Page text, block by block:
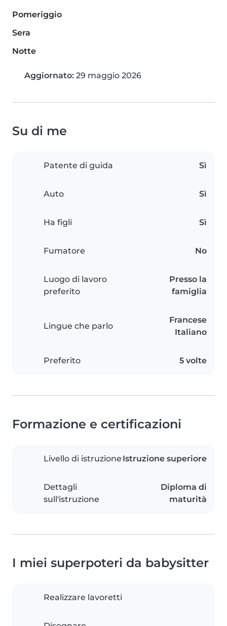
Pomeriggio
Sera
Notte
Aggiornato: 29 maggio 2026
Su di me
Patente di guida Sì
Auto Sì
Ha figli Sì
Fumatore No
Luogo di lavoro
preferito
Presso la
famiglia
Lingue che parlo
Francese
Italiano
Preferito 5 volte
Formazione e certificazioni
Livello di istruzione Istruzione superiore
Dettagli
sull'istruzione
Diploma di
maturità
I miei superpoteri da babysitter
Realizzare lavoretti